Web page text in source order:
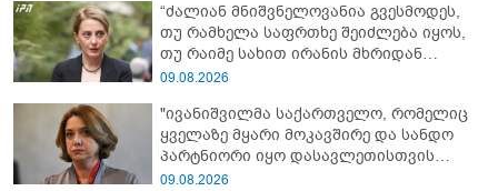
აგვისტოს ომზე პასუხისმგებლობა უნდა
დაეკისროს ქვეყანას" - ოკუპირებული
ცხინვალის ე.წ. საგარეო უწყება
“ძალიან მნიშვნელოვანია გვესმოდეს,
თუ რამხელა საფრთხე შეიძლება იყოს,
თუ რაიმე სახით ირანის მხრიდან
ფინანსური ინსტიტუტები აძლიერებს
ანტიეროვნული ხელისუფლების
ფინანსურ სტაბილურობას“ - ხატია
დეკანოიძე
09.08.2026
"ივანიშვილმა საქართველო, რომელიც
ყველაზე მყარი მოკავშირე და სანდო
პარტნიორი იყო დასავლეთისთვის
რეგიონში, რუსეთის და ირანის
09.08.2026